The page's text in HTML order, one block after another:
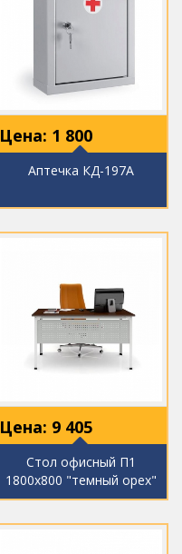
Цена: 1 800
Аптечка КД-197А
Цена: 9 405
Стол офисный П1
1800х800 "темный орех"